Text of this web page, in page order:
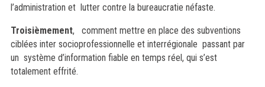
l’administration et lutter contre la bureaucratie néfaste.
Troisièmement, comment mettre en place des subventions
ciblées inter socioprofessionnelle et interrégionale passant par
un système d’information fiable en temps réel, qui s’est
totalement effrité.